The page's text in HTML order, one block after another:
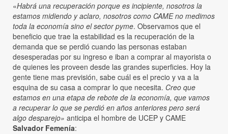
«Habrá una recuperación porque es incipiente, nosotros la
estamos midiendo y aclaro, nosotros como CAME no medimos
toda la economía sino el sector pyme. Observamos que el
beneficio que trae la estabilidad es la recuperación de la
demanda que se perdió cuando las personas estaban
desesperadas por su ingreso e iban a comprar al mayorista o
de quienes les proveen desde las grandes superficies. Hoy la
gente tiene mas previsión, sabe cuál es el precio y va a la
esquina de su casa a comprar lo que necesita. Creo que
estamos en una etapa de rebote de la economía, que vamos
a recuperar lo que se perdió en años anteriores pero será
algo desparejo» anticipa el hombre de UCEP y CAME
Salvador Femenía: